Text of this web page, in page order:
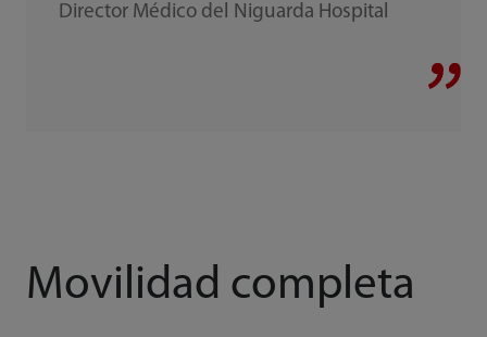
Director Médico del Niguarda Hospital
Movilidad completa